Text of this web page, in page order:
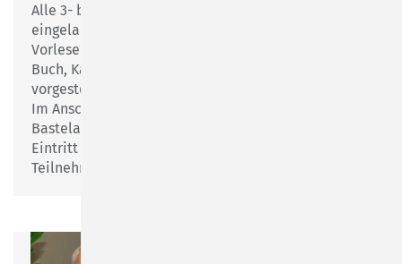
Alle 3- bis 6-jährigen Kinder sind herzlich
eingeladen, an unserem beliebten
Vorlesenachmittag teilzunehmen. Ob klassisches
Buch, Kamishibai oder Bilderbuchkino - jede
vorgestellte Geschichte ist etwas ganz Besonderes.
Im Anschluss an die Lesung findet eine kleine
Bastelaktion statt.
Eintritt frei, keine Voranmeldung nötig. Die
Teilnehmeranzahl ist begrenzt.